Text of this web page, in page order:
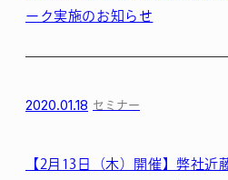
ーク実施のお知らせ
2020.01.18 セミナー
【2月13日（木）開催】弊社近